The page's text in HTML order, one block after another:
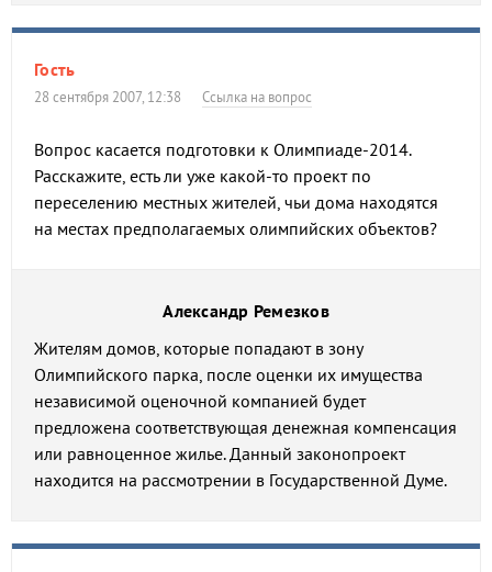
Гость
28 сентября 2007, 12:38 Ссылка на вопрос
Вопрос касается подготовки к Олимпиаде-2014.
Расскажите, есть ли уже какой-то проект по
переселению местных жителей, чьи дома находятся
на местах предполагаемых олимпийских объектов?
Александр Ремезков
Жителям домов, которые попадают в зону
Олимпийского парка, после оценки их имущества
независимой оценочной компанией будет
предложена соответствующая денежная компенсация
или равноценное жилье. Данный законопроект
находится на рассмотрении в Государственной Думе.